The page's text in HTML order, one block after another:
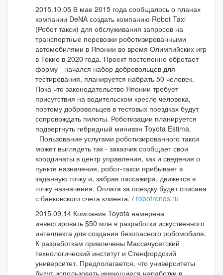
2015.10.05 В мае 2015 года сообщалось о планах
компании DeNA создать компанию Robot Taxi
(Робот такси) для обслуживания запросов на
транспортные перевозки роботизированными
автомобилями в Японии во время Олимпийских игр
в Токио в 2020 года. Проект постепенно обретает
форму - начался набор добровольцев для
тестирования, планируется набрать 50 человек.
Пока что законодательство Японии требует
присутствия на водительском кресле человека,
поэтому добровольцев в тестовых поездках будут
сопровождать пилоты. Роботизации планируется
подвергнуть гибридный минивэн Toyota Estima.
Пользование услугами роботизированного такси
может выглядеть так - заказчик сообщает свои
координаты в центр управления, как и сведения о
пункте назначения, робот-такси прибывает в
заданную точку и, забрав пассажира, движется в
точку назначения. Оплата за поездку будет списана
с банковского счета клиента. / robotrends.ru
2015.09.14 Компания Toyota намерена
инвестировать $50 млн в разработки искуственного
интеллекта для создания безопасного робомобиля.
К разработкам привлечены Массачусетский
технологический институт и Стенфордский
университет. Предполагается, что университеты